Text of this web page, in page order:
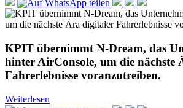
KPIT übernimmt N-Dream, das
hinter AirConsole, um die nächste
Fahrerlebnisse voranzutreiben.
Weiterlesen